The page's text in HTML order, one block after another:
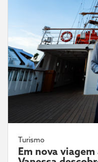
Turismo
Em nova